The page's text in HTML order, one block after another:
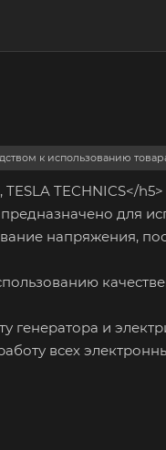
к использованию
TECHNICS</h5>
предназначено для
напряжения,
генератора и
всех